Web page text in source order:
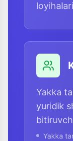
Yakka
yuridik
Yakka